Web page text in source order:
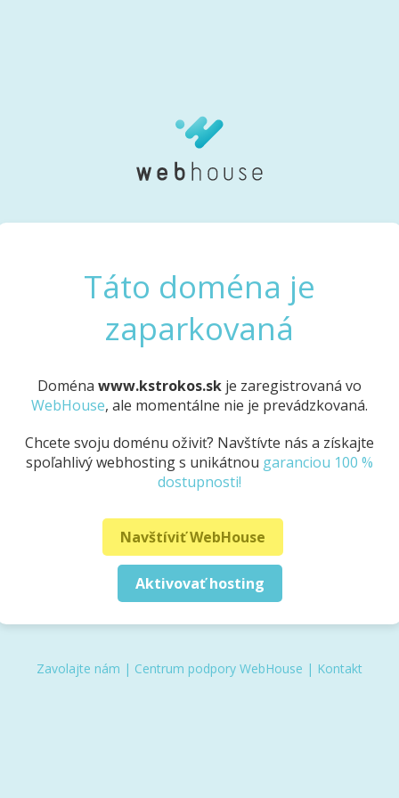
Táto doména je
zaparkovaná
Doména www.kstrokos.sk je zaregistrovaná vo
WebHouse, ale momentálne nie je prevádzkovaná.
Chcete svoju doménu oživiť? Navštívte nás a získajte
spoľahlivý webhosting s unikátnou garanciou 100 %
dostupnosti!
Navštíviť WebHouse
Aktivovať hosting
Zavolajte nám | Centrum podpory WebHouse | Kontakt